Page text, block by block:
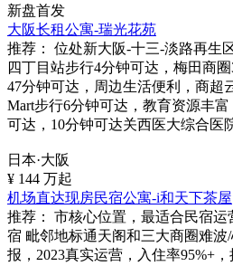
新盘首发
大阪长租公寓-瑞光花苑
推荐：
位处新大阪-十三-淡路再生
四丁目站步行4分钟可达，梅田商
47分钟可达，周边生活便利，商超
Mart步行6分钟可达，教育资源丰
可达，10分钟可达关西医大综合医
日本·大阪
¥ 144 万起
机场直达现房民宿公寓-i和天下茶屋
推荐：
市核心位置，最适合民宿
宿 毗邻地标通天阁和三大商圈难波
报，2023真实运营，入住率95%+